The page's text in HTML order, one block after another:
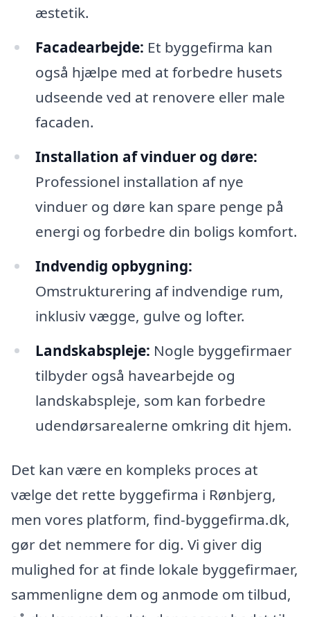
æstetik.
Facadearbejde: Et byggefirma kan
også hjælpe med at forbedre husets
udseende ved at renovere eller male
facaden.
Installation af vinduer og døre:
Professionel installation af nye
vinduer og døre kan spare penge på
energi og forbedre din boligs komfort.
Indvendig opbygning:
Omstrukturering af indvendige rum,
inklusiv vægge, gulve og lofter.
Landskabspleje: Nogle byggefirmaer
tilbyder også havearbejde og
landskabspleje, som kan forbedre
udendørsarealerne omkring dit hjem.
Det kan være en kompleks proces at
vælge det rette byggefirma i Rønbjerg,
men vores platform, find-byggefirma.dk,
gør det nemmere for dig. Vi giver dig
mulighed for at finde lokale byggefirmaer,
sammenligne dem og anmode om tilbud,